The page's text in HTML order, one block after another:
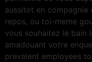
aussitot en compagnie
repos, ou toi-meme
vous souhaitez le bain
amadouant votre
prevalent employees